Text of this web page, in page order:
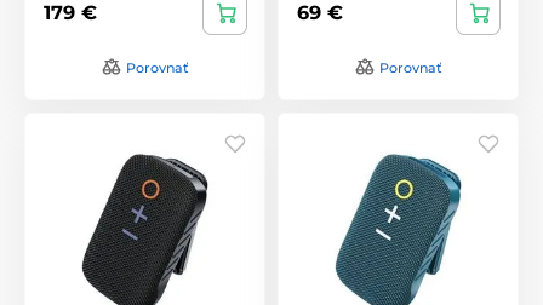
179 €
Porovnať
69 €
Porovnať